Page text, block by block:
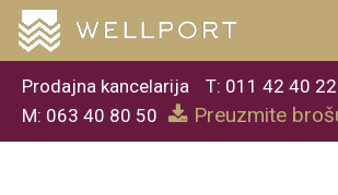
Prodajna kancelarija
T: 011 42 40
M: 063 40 80 50
Preuzmite